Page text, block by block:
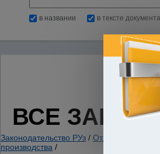
в названии в тексте документа
ВСЕ
Законодательство РУз / Отдельные
производства /